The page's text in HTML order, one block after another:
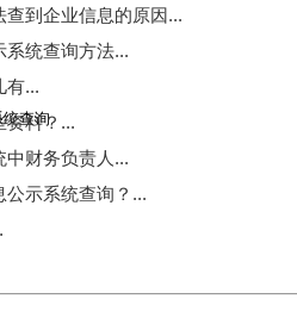
统查询
到企业信息的原因...
系统查询方法...
有...
资料？...
中财务负责人...
示系统查询？...